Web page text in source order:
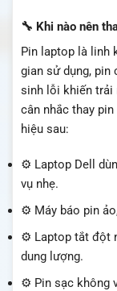
🔧 Khi nào nên
Pin laptop là linh
gian sử dụng, pin
sinh lỗi khiến trải
cân nhắc thay
hiệu sau:
⚙️ Laptop Dell
vụ nhẹ.
⚙️ Máy báo pin
⚙️ Laptop tắt đột
dung lượng.
⚙️ Pin sạc không